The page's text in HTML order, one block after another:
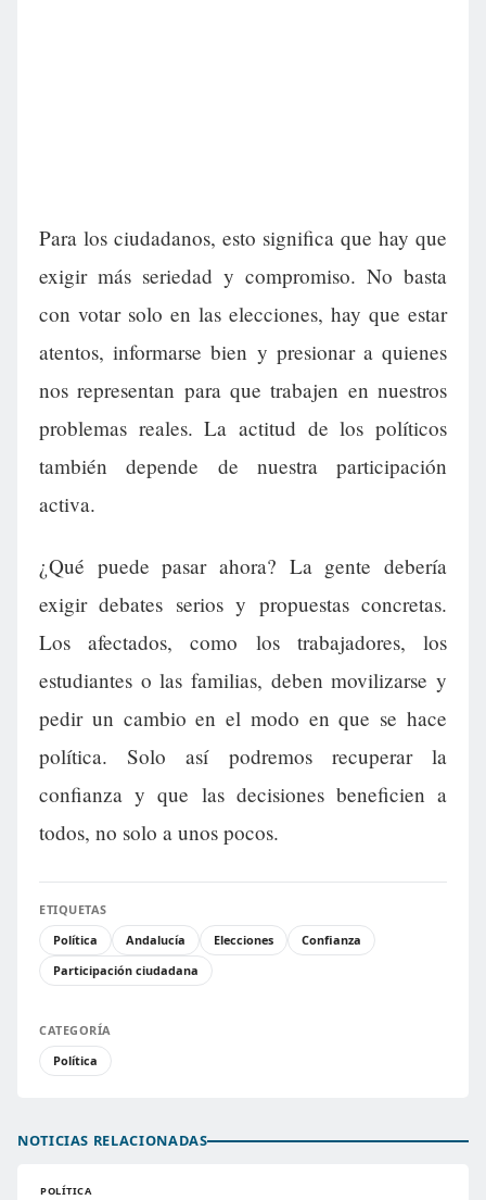
Para los ciudadanos, esto significa que hay que
exigir más seriedad y compromiso. No basta
con votar solo en las elecciones, hay que estar
atentos, informarse bien y presionar a quienes
nos representan para que trabajen en nuestros
problemas reales. La actitud de los políticos
también depende de nuestra participación
activa.
¿Qué puede pasar ahora? La gente debería
exigir debates serios y propuestas concretas.
Los afectados, como los trabajadores, los
estudiantes o las familias, deben movilizarse y
pedir un cambio en el modo en que se hace
política. Solo así podremos recuperar la
confianza y que las decisiones beneficien a
todos, no solo a unos pocos.
ETIQUETAS
Política
Andalucía Elecciones
Confianza
Participación ciudadana
CATEGORÍA
Política
NOTICIAS RELACIONADAS
POLÍTICA